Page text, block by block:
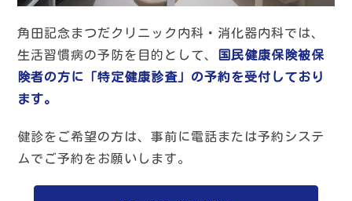
角田記念まつだクリニック内科・消化器内科では、
生活習慣病の予防を目的として、
国民健康保険被保
険者の方に「特定健康診査」の予約を受付しており
ます。
健診をご希望の方は、事前に電話または予約システ
ムでご予約をお願いします。